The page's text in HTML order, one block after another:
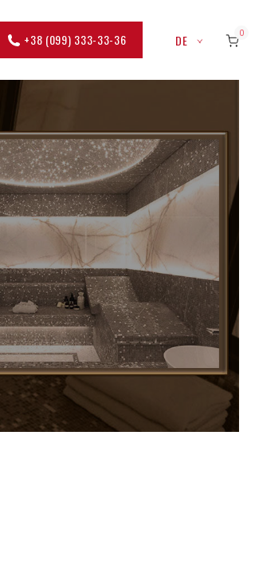
+38 (099) 333-33-36 DE 0